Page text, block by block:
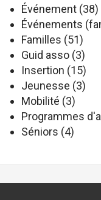
Événement (38)
Événements
Familles (51)
Guid asso (3)
Insertion (15)
Jeunesse (3)
Mobilité (3)
Programmes
Séniors (4)